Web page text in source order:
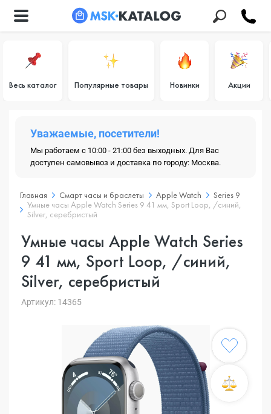
Весь каталог Популярные товары Новинки Акции
Уважаемые, посетители!
Мы работаем с 10:00 - 21:00 без выходных. Для Вас
доступен самовывоз и доставка по городу: Москва.
Главная Смарт часы и браслеты Apple Watch
Series 9
Умные часы Apple Watch Series 9 41 мм, Sport Loop, /синий,
Silver, серебристый
Умные часы Apple Watch Series
9 41 мм, Sport Loop, /синий,
Silver, серебристый
Артикул: 14365